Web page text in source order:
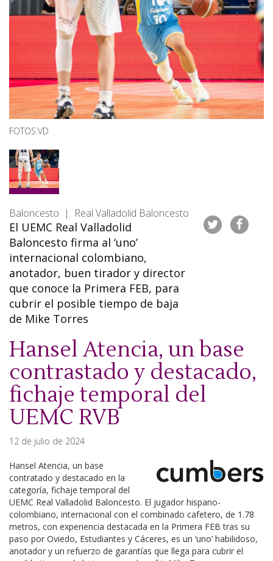
FOTOS:VD
Baloncesto | Real Valladolid Baloncesto
El UEMC Real Valladolid
Baloncesto firma al ‘uno’
internacional colombiano,
anotador, buen tirador y director
que conoce la Primera FEB, para
cubrir el posible tiempo de baja
de Mike Torres
Hansel Atencia, un base
contrastado y destacado,
fichaje temporal del
UEMC RVB
12 de julio de 2024
Hansel Atencia, un base
contratado y destacado en la
categoría, fichaje temporal del
UEMC Real Valladolid Baloncesto. El jugador hispano-
colombiano, internacional con el combinado cafetero, de 1.78
metros, con experiencia destacada en la Primera FEB tras su
paso por Oviedo, Estudiantes y Cáceres, es un ‘uno’ habilidoso,
anotador y un refuerzo de garantías que llega para cubrir el